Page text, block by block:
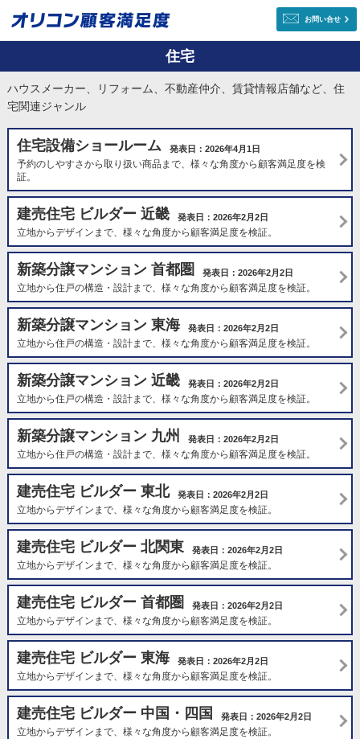
お問い合せ
住宅
ハウスメーカー、リフォーム、不動産仲介、賃貸情報店舗など、住
宅関連ジャンル
住宅設備ショールーム 発表日：2026年4月1日
予約のしやすさから取り扱い商品まで、様々な角度から顧客満足度を検
証。
建売住宅 ビルダー 近畿 発表日：2026年2月2日
立地からデザインまで、様々な角度から顧客満足度を検証。
新築分譲マンション 首都圏 発表日：2026年2月2日
立地から住戸の構造・設計まで、様々な角度から顧客満足度を検証。
新築分譲マンション 東海 発表日：2026年2月2日
立地から住戸の構造・設計まで、様々な角度から顧客満足度を検証。
新築分譲マンション 近畿 発表日：2026年2月2日
立地から住戸の構造・設計まで、様々な角度から顧客満足度を検証。
新築分譲マンション 九州 発表日：2026年2月2日
立地から住戸の構造・設計まで、様々な角度から顧客満足度を検証。
建売住宅 ビルダー 東北 発表日：2026年2月2日
立地からデザインまで、様々な角度から顧客満足度を検証。
建売住宅 ビルダー 北関東 発表日：2026年2月2日
立地からデザインまで、様々な角度から顧客満足度を検証。
建売住宅 ビルダー 首都圏 発表日：2026年2月2日
立地からデザインまで、様々な角度から顧客満足度を検証。
建売住宅 ビルダー 東海 発表日：2026年2月2日
立地からデザインまで、様々な角度から顧客満足度を検証。
建売住宅 ビルダー 中国・四国 発表日：2026年2月2日
立地からデザインまで、様々な角度から顧客満足度を検証。